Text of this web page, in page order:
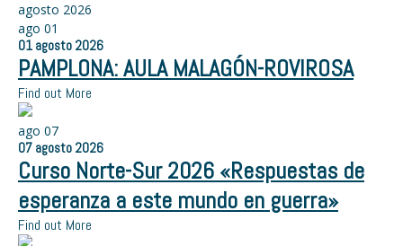
agosto 2026
ago 01
01 agosto 2026
PAMPLONA: AULA MALAGÓN-ROVIROSA
Find out More
ago 07
07 agosto 2026
Curso Norte-Sur 2026 «Respuestas de
esperanza a este mundo en guerra»
Find out More